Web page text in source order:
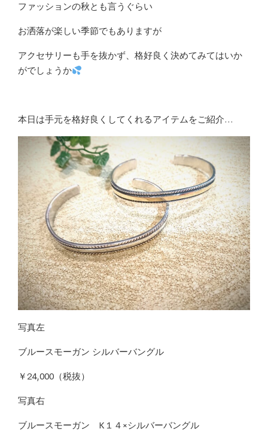
ファッションの秋とも言うぐらい
お洒落が楽しい季節でもありますが
アクセサリーも手を抜かず、格好良く決めてみてはいか
がでしょうか
本日は手元を格好良くしてくれるアイテムをご紹介…
写真左
ブルースモーガン シルバーバングル
￥24,000（税抜）
写真右
ブルースモーガン K１４×シルバーバングル